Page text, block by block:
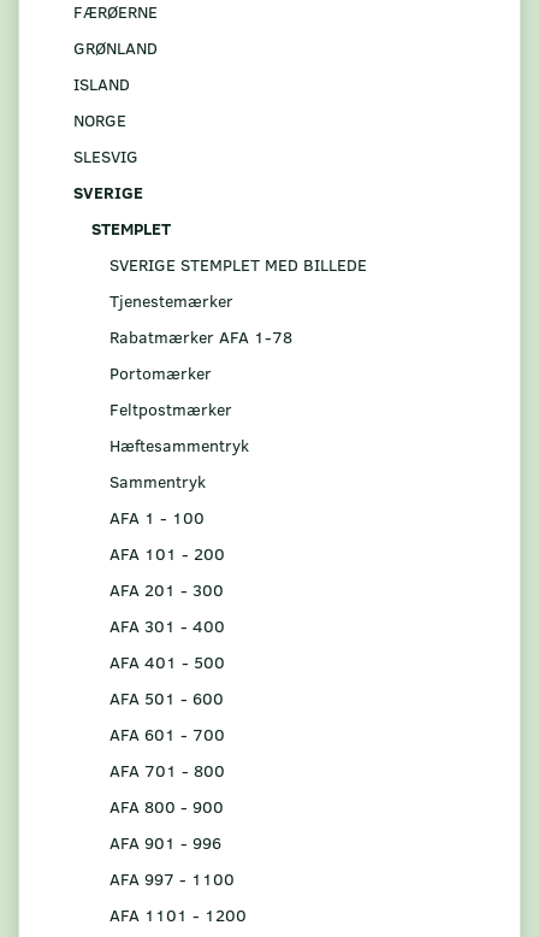
FÆRØERNE
GRØNLAND
ISLAND
NORGE
SLESVIG
SVERIGE
STEMPLET
SVERIGE STEMPLET MED BILLEDE
Tjenestemærker
Rabatmærker AFA 1-78
Portomærker
Feltpostmærker
Hæftesammentryk
Sammentryk
AFA 1 - 100
AFA 101 - 200
AFA 201 - 300
AFA 301 - 400
AFA 401 - 500
AFA 501 - 600
AFA 601 - 700
AFA 701 - 800
AFA 800 - 900
AFA 901 - 996
AFA 997 - 1100
AFA 1101 - 1200